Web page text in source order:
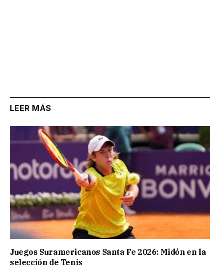
LEER MÁS
Juegos Suramericanos Santa Fe 2026: Midón en la
selección de Tenis